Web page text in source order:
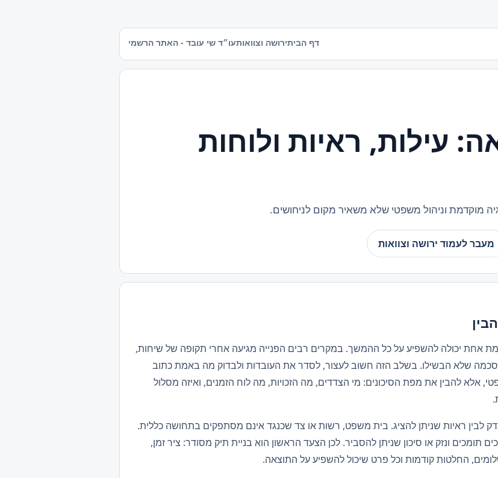
דף הביתירושה וצוואותעו״ד שי עובד - האתר הרשמי
עילות, ראיות ולוחות
מוקדמת וניהול משפטי שלא משאיר מקום לניחושים.
מעבר לעמוד ירושה וצוואות
אחת יכולה להשפיע על כל ההמשך. במקרים רבים הפנייה מגיעה אחרי תקופה של שיחות,
להסכמה שלא הבשילו. בשלב הזה חשוב לעצור, לסדר את העובדות ולבדוק מה באמת כתוב
אלא להבין את מפת הסיכונים: מי הצדדים, מה הזכויות, מה לוח הזמנים, ואיזה מסלול
לבין ראיות שניתן להציג. בית משפט, רשות או צד שכנגד אינם מסתפקים בתחושה כללית.
תומכים ונזק או סיכון שניתן להסביר. לכן הצעד הראשון הוא בניית תיק מסודר: ציר זמן,
החלטות קודמות וכל פרט שיכול להשפיע על התוצאה.